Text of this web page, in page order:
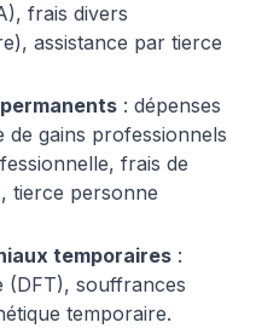
frais divers
assistance par tierce
: dépenses
gains professionnels
frais de
tierce personne
temporaires :
(DFT), souffrances
temporaire.